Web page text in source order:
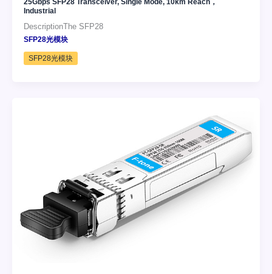
25Gbps SFP28 Transceiver, Single Mode, 10km Reach，
Industrial
DescriptionThe SFP28
SFP28光模块
SFP28光模块